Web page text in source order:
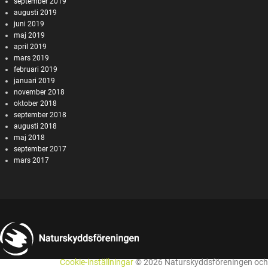
augusti 2019
juni 2019
maj 2019
april 2019
mars 2019
februari 2019
januari 2019
november 2018
oktober 2018
september 2018
augusti 2018
maj 2018
september 2017
mars 2017
Cookie-inställningar© 2026 Naturskyddsföreningen och